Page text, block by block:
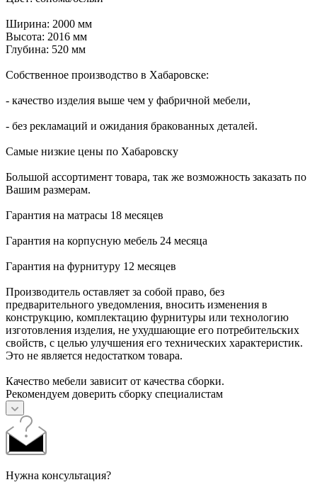
Ширина: 2000 мм
Высота: 2016 мм
Глубина: 520 мм
Собственное производство в Хабаровске:
- качество изделия выше чем у фабричной мебели,
- без рекламаций и ожидания бракованных деталей.
Самые низкие цены по Хабаровску
Большой ассортимент товара, так же возможность заказать по
Вашим размерам.
Гарантия на матрасы 18 месяцев
Гарантия на корпусную мебель 24 месяца
Гарантия на фурнитуру 12 месяцев
Производитель оставляет за собой право, без
предварительного уведомления, вносить изменения в
конструкцию, комплектацию фурнитуры или технологию
изготовления изделия, не ухудшающие его потребительских
свойств, с целью улучшения его технических характеристик.
Это не является недостатком товара.
Качество мебели зависит от качества сборки.
Рекомендуем доверить сборку специалистам
Нужна консультация?